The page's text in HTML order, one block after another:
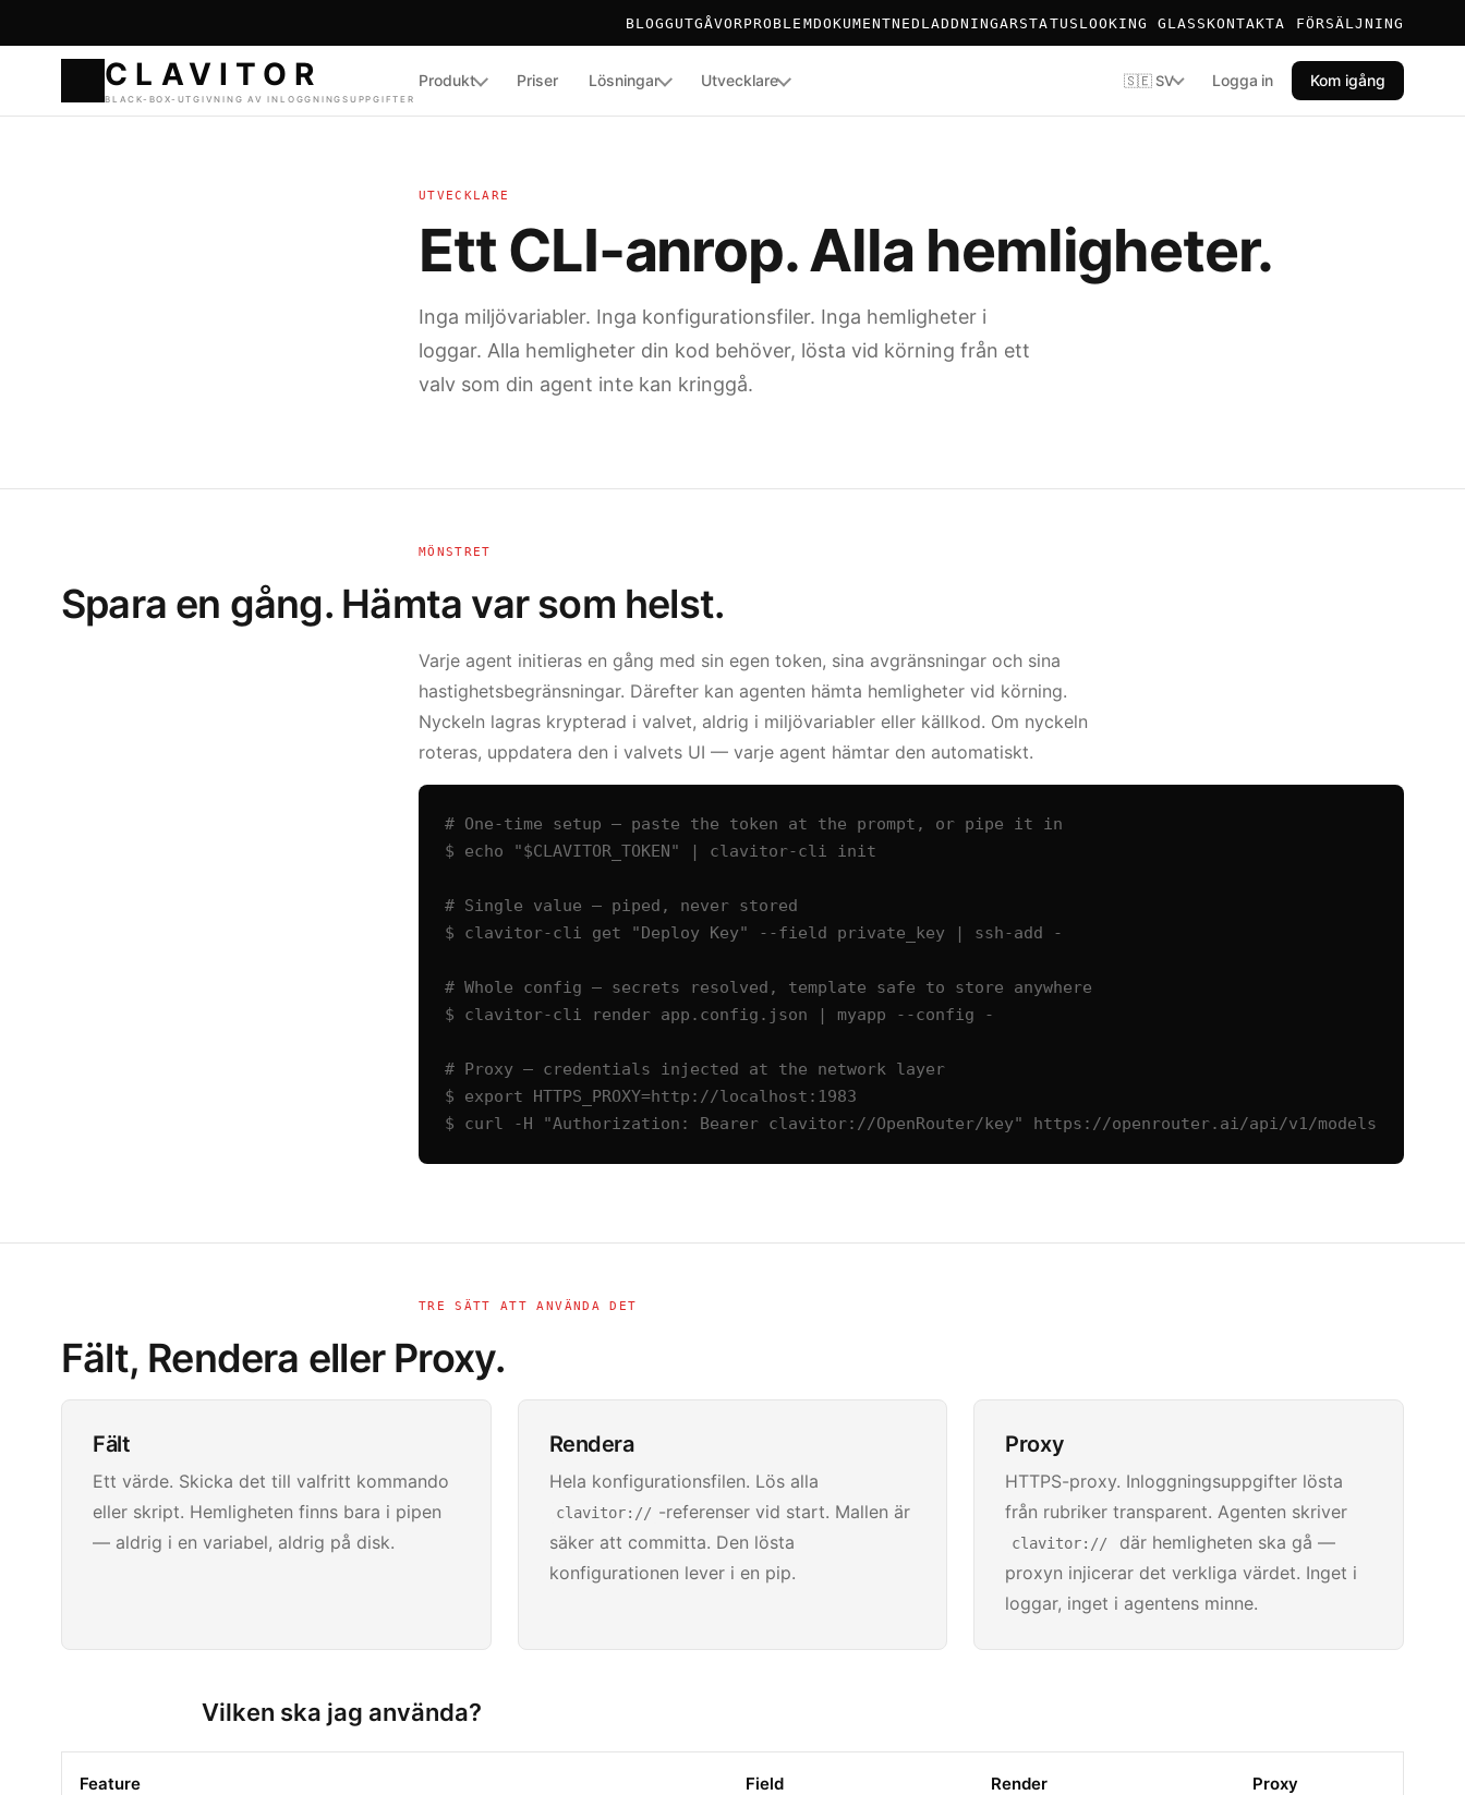
BLOGG UTGÅVORPROBLEMDOKUMENTNEDLADDNINGARSTATUS LOOKING GLASSKONTAKTA FÖRSÄLJNING
BLACK-BOX-UTGIVNING AV INLOGGNINGSUPPGIFTER
Produkt Priser Lösningar Utvecklare 🇸🇪 SV Logga in Kom igång
UTVECKLARE
Ett CLI-anrop. Alla hemligheter.
Inga miljövariabler. Inga konfigurationsfiler. Inga hemligheter i
loggar. Alla hemligheter din kod behöver, lösta vid körning från ett
valv som din agent inte kan kringgå.
MÖNSTRET
Spara en gång. Hämta var som helst.
Varje agent initieras en gång med sin egen token, sina avgränsningar och sina
hastighetsbegränsningar. Därefter kan agenten hämta hemligheter vid körning.
Nyckeln lagras krypterad i valvet, aldrig i miljövariabler eller källkod. Om nyckeln
roteras, uppdatera den i valvets UI — varje agent hämtar den automatiskt.
# One-time setup — paste the token at the prompt, or pipe it in
$ echo "$CLAVITOR_TOKEN" | clavitor-cli init
# Single value — piped, never stored
$ clavitor-cli get "Deploy Key" --field private_key | ssh-add -
# Whole config — secrets resolved, template safe to store anywhere
$ clavitor-cli render app.config.json | myapp --config -
# Proxy — credentials injected at the network layer
$ export HTTPS_PROXY=http://localhost:1983
$ curl -H "Authorization: Bearer clavitor://OpenRouter/key" https://openrouter.ai/api/v1/models
TRE SÄTT ATT ANVÄNDA DET
Fält, Rendera eller Proxy.
Fält
Ett värde. Skicka det till valfritt kommando
eller skript. Hemligheten finns bara i pipen
— aldrig i en variabel, aldrig på disk.
Rendera
Hela konfigurationsfilen. Lös alla
clavitor:// -referenser vid start. Mallen är
säker att committa. Den lösta
konfigurationen lever i en pip.
Proxy
HTTPS-proxy. Inloggningsuppgifter lösta
från rubriker transparent. Agenten skriver
clavitor://
där hemligheten ska gå —
proxyn injicerar det verkliga värdet. Inget i
loggar, inget i agentens minne.
Vilken ska jag använda?
Feature Field Render Proxy